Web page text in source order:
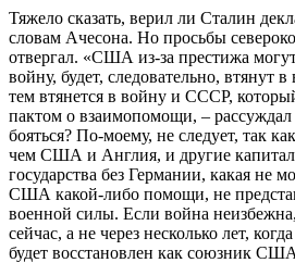
Тяжело сказать, верил ли Сталин
словам Ачесона. Но просьбы
отвергал. «США из-за престижа
войну, будет, следовательно, втянут
тем втянется в войну и СССР,
пактом о взаимопомощи, –
бояться? По-моему, не следует, так
чем США и Англия, и другие
государства без Германии, какая не
США какой-либо помощи, не
военной силы. Если война
сейчас, а не через несколько лет,
будет восстановлен как союзник